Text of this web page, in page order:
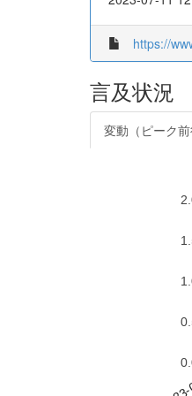
https://
言及状況
変動（ピーク前